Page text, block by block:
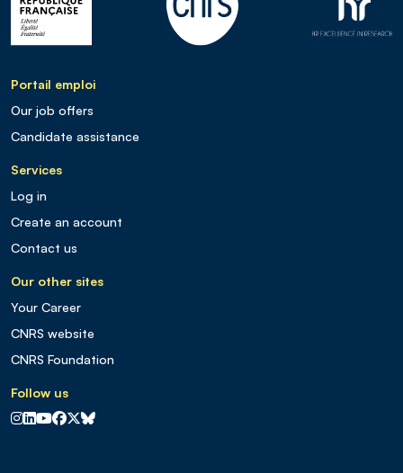
Portail emploi
Our job offers
Candidate assistance
Services
Log in
Create an account
Contact us
Our other sites
Your Career
CNRS website
CNRS Foundation
Follow us
CNRS sur Instagram
CNRS sur Linkedin
CNRS sur Youtube
CNRS sur Facebook
CNRS sur X
CNRS sur Blus sky